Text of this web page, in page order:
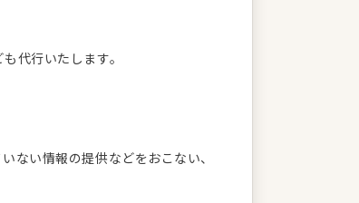
代行いたします。
ない情報の提供などをおこない、